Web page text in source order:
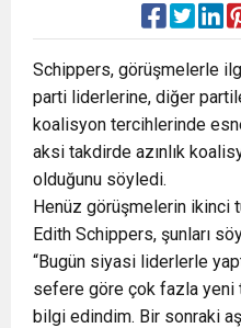
Schippers, görüşmelerle
parti liderlerine, diğer
koalisyon tercihlerinde
aksi takdirde azınlık
olduğunu söyledi.
Henüz görüşmelerin ikinci
Edith Schippers, şunları
“Bugün siyasi liderlerle
sefere göre çok fazla
bilgi edindim. Bir sonraki